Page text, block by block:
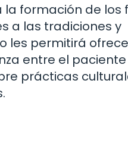
formación de los
a las tradiciones y
les permitirá
entre el paciente
prácticas